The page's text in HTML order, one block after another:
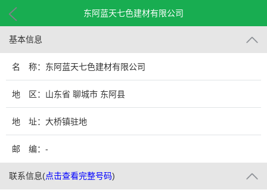
东阿蓝天七色建材有限公司
基本信息
名 称：东阿蓝天七色建材有限公司
地 区：山东省 聊城市 东阿县
地 址：大桥镇驻地
邮 编：-
联系信息(点击查看完整号码)